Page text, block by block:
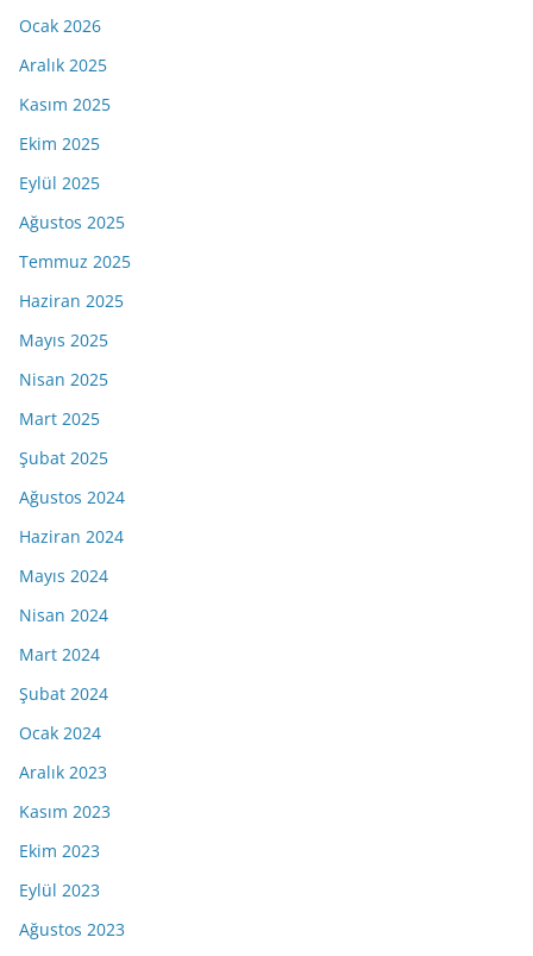
Ocak 2026
Aralık 2025
Kasım 2025
Ekim 2025
Eylül 2025
Ağustos 2025
Temmuz 2025
Haziran 2025
Mayıs 2025
Nisan 2025
Mart 2025
Şubat 2025
Ağustos 2024
Haziran 2024
Mayıs 2024
Nisan 2024
Mart 2024
Şubat 2024
Ocak 2024
Aralık 2023
Kasım 2023
Ekim 2023
Eylül 2023
Ağustos 2023